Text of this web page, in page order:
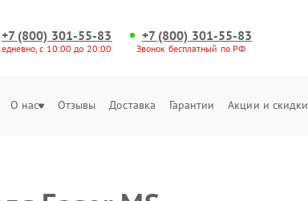
+7 (800) 301-55-83
с 10:00 до 20:00
+7 (800) 301-55-83
Звонок бесплатный по РФ
О нас Отзывы Доставка Гарантии Акции и скидки